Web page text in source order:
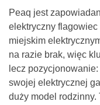
Peaq jest
elektryczny
miejskim
na razie brak, więc
lecz
swojej elektrycznej
duży model